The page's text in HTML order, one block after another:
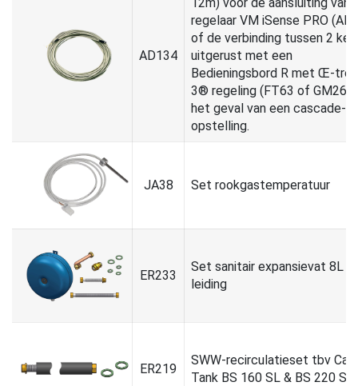
AD134
regelaar VM iSense PRO
of de verbinding tussen 2
uitgerust met een
Bedieningsbord R met Œ-
3® regeling (FT63 of GM26)
het geval van een cascade-
opstelling.
JA38 Set rookgastemperatuur
ER233
Set sanitair expansievat 8L
leiding
ER219
SWW-recirculatieset tbv
Tank BS 160 SL & BS 220